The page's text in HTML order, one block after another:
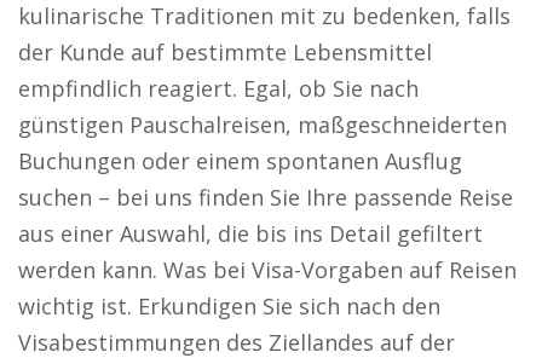
kulinarische Traditionen mit zu bedenken, falls
der Kunde auf bestimmte Lebensmittel
empfindlich reagiert. Egal, ob Sie nach
günstigen Pauschalreisen, maßgeschneiderten
Buchungen oder einem spontanen Ausflug
suchen – bei uns finden Sie Ihre passende Reise
aus einer Auswahl, die bis ins Detail gefiltert
werden kann. Was bei Visa-Vorgaben auf Reisen
wichtig ist. Erkundigen Sie sich nach den
Visabestimmungen des Ziellandes auf der